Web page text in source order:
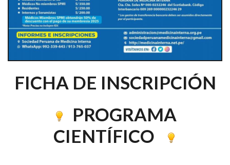
FICHA DE INSCRIPCIÓN
PROGRAMA
CIENTÍFICO